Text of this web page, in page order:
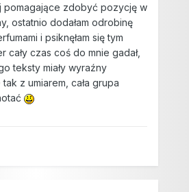
pomagające zdobyć pozycję w
ostatnio dodałam odrobinę
i psiknęłam się tym
cały czas coś do mnie gadał,
teksty miały wyraźny
z umiarem, cała grupa